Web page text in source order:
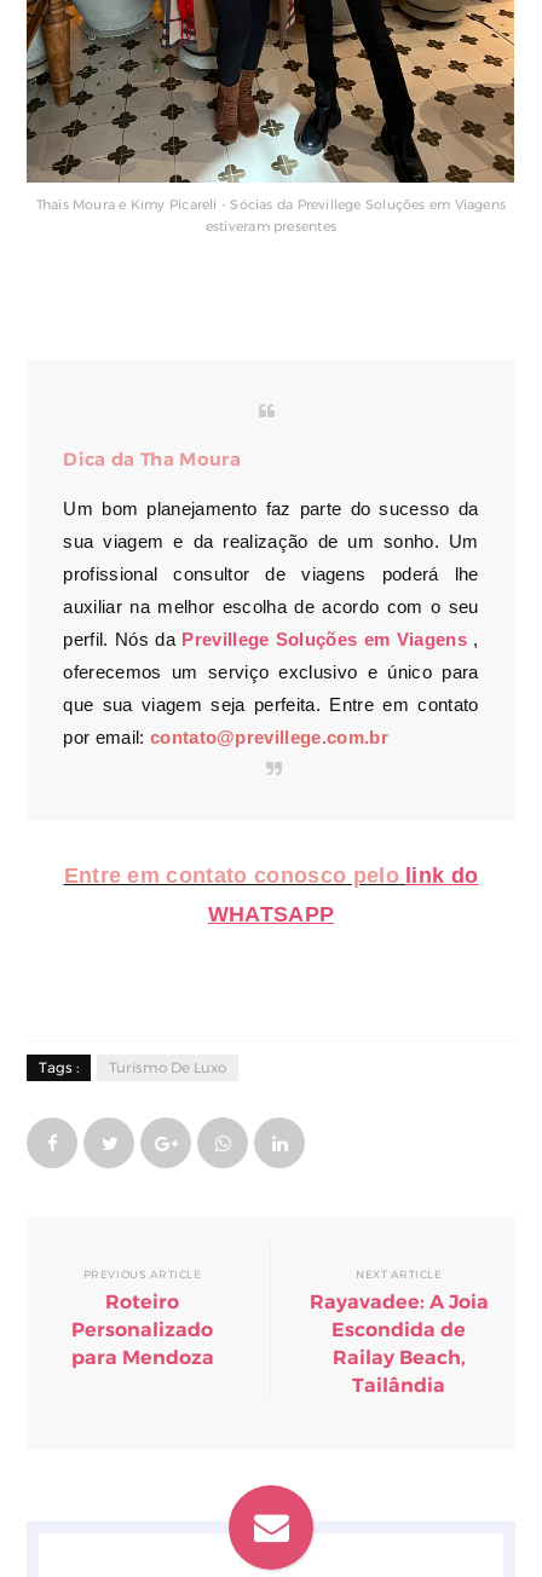
Thais Moura e Kimy Picareli - Sócias da Previllege Soluções em Viagens
estiveram presentes
Dica da Tha Moura
Um bom planejamento faz parte do sucesso da
sua viagem e da realização de um sonho. Um
profissional consultor de viagens poderá lhe
auxiliar na melhor escolha de acordo com o seu
perfil. Nós da Previllege Soluções em Viagens,
oferecemos um serviço exclusivo e único para
que sua viagem seja perfeita. Entre em contato
por email: contato@previllege.com.br
Entre em contato conosco pelo link do
WHATSAPP
Tags : Turismo De Luxo
PREVIOUS ARTICLE
Roteiro
Personalizado
para Mendoza
NEXT ARTICLE
Rayavadee: A Joia
Escondida de
Railay Beach,
Tailândia